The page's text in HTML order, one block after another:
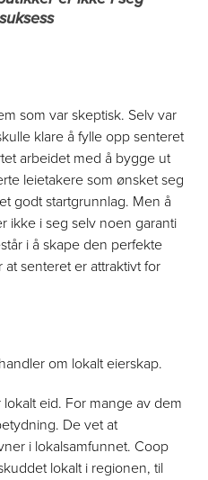
som var skeptisk. Selv var
klare å fylle opp senteret
arbeidet med å bygge ut
leietakere som ønsket seg
godt startgrunnlag. Men å
ikke i seg selv noen garanti
i å skape den perfekte
senteret er attraktivt for
om lokalt eierskap.
eid. For mange av dem
De vet at
i lokalsamfunnet. Coop
lokalt i regionen, til